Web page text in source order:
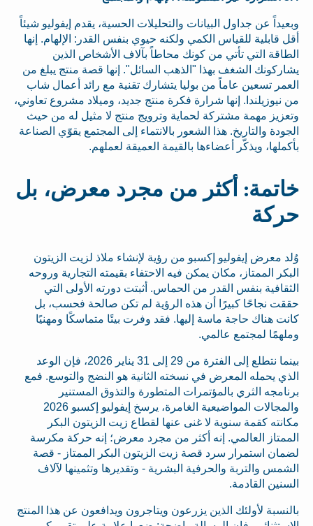
وبعيداً عن جداول البيانات والتحليلات الحسية، يقدم إيفوليو شيئاً
أقل قابلية للقياس الكمي ولكنه حيوي بنفس القدر: الإلهام. إنها
الطاقة التي تأتي من كونك محاطاً بآلاف الأشخاص الذين
يشاركونك الشغف بهذا "الذهب السائل". إنها قصة منتج يبلغ من
العمر تسعين عاماً من بوليا يتشارك تقنية مع رائد أعمال شاب
من نيوزيلندا. إنها شرارة فكرة منتج جديد، وميلاد مشروع تعاوني،
وتعزيز مهمة مشتركة لحماية وترويج منتج لا مثيل له من حيث
الجودة والتاريخ. هذا الشعور بالانتماء إلى المجتمع يقوّي الصناعة
بأكملها، ويذكّر أعضاءها بالقيمة العميقة لعملهم.
خاتمة: أكثر من مجرد معرض، بل
حركة
وُلد معرض إيفوليو إكسبو من رؤية لإنشاء ملاذ لزيت الزيتون
البكر الممتاز، مكان يمكن فيه الاحتفاء بقيمته التجارية وروحه
الثقافية بنفس القدر من الحماس. أثبتت دورته الأولى التي
حققت نجاحًا كبيرًا أن هذه الرؤية لم تكن صالحة فحسب، بل
كانت هناك حاجة ماسة إليها. فقد وفرت بيتًا متماسكًا ومهنيًا
وملهمًا لمجتمع عالمي.
بينما نتطلع إلى الفترة من 29 إلى 31 يناير 2026، فإن الوعد
الذي يحمله المعرض في نسخته الثانية هو النضج والتوسع. فمع
برنامجه الثري بالمؤتمرات المتطورة والتذوق المستنير
والمجالات المواضيعية الغامرة، يرسخ إيفوليو إكسبو 2026
مكانته كقمة سنوية لا غنى عنها لقطاع زيت الزيتون البكر
الممتاز العالمي. إنه أكثر من مجرد معرض؛ إنه حركة مكرسة
لضمان استمرار سرد قصة زيت الزيتون البكر الممتاز - قصة
الشمس والتربة والحرفية البشرية - وتقديرها وتثمينها لآلاف
السنين القادمة.
بالنسبة لأولئك الذين يزرعون ويتاجرون ويدافعون عن هذا المنتج